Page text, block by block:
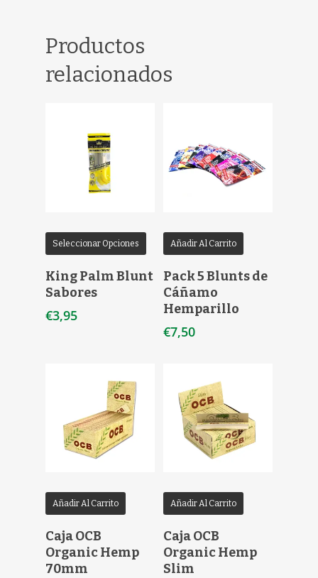
Productos
relacionados
Seleccionar Opciones
King Palm Blunt
Sabores
€3,95
Añadir Al Carrito
Pack 5 Blunts de
Cáñamo
Hemparillo
€7,50
Añadir Al Carrito
Caja OCB
Organic Hemp
70mm
Añadir Al Carrito
Caja OCB
Organic Hemp
Slim